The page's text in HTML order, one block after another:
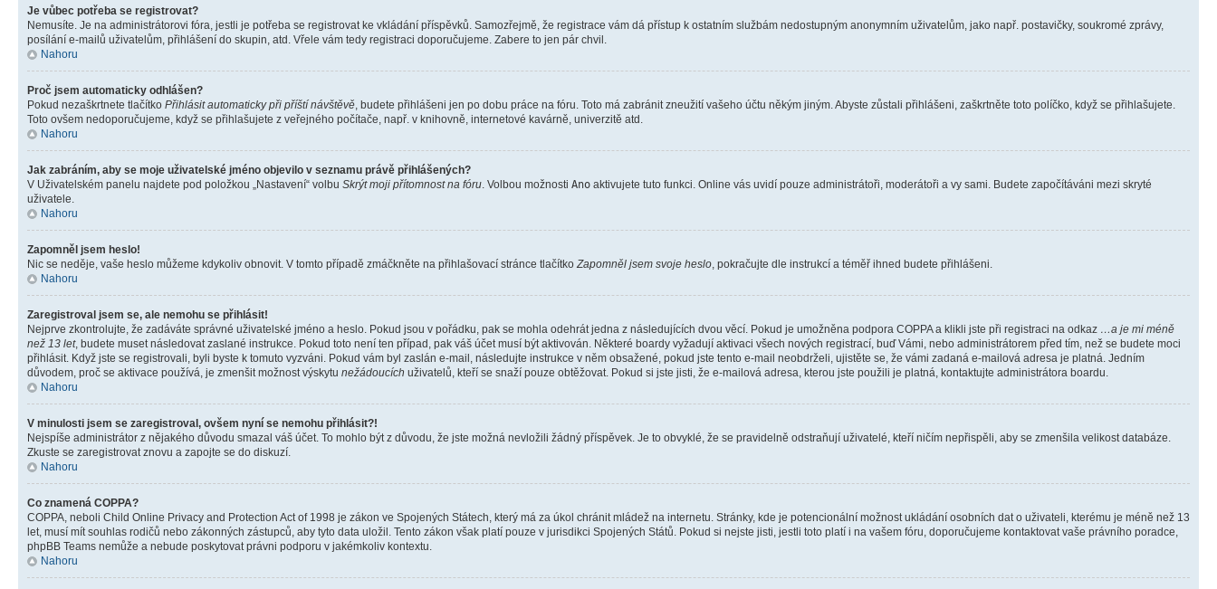
Je vůbec potřeba se registrovat?
Nemusíte. Je na administrátorovi fóra, jestli je potřeba se registrovat ke vkládání příspěvků. Samozřejmě, že registrace vám dá přístup k ostatním službám nedostupným anonymním uživatelům, jako např. postavičky, soukromé zprávy,
posílání e-mailů uživatelům, přihlášení do skupin, atd. Vřele vám tedy registraci doporučujeme. Zabere to jen pár chvil.
Nahoru
Proč jsem automaticky odhlášen?
Pokud nezaškrtnete tlačítko Přihlásit automaticky při příští návštěvě , budete přihlášeni jen po dobu práce na fóru. Toto má zabránit zneužití vašeho účtu někým jiným. Abyste zůstali přihlášeni, zaškrtněte toto políčko, když se přihlašujete.
Toto ovšem nedoporučujeme, když se přihlašujete z veřejného počítače, např. v knihovně, internetové kavárně, univerzitě atd.
Nahoru
Jak zabráním, aby se moje uživatelské jméno objevilo v seznamu právě přihlášených?
V Uživatelském panelu najdete pod položkou „Nastavení“ volbu Skrýt moji přítomnost na fóru . Volbou možnosti Ano aktivujete tuto funkci. Online vás uvidí pouze administrátoři, moderátoři a vy sami. Budete započítáváni mezi skryté
uživatele.
Nahoru
Zapomněl jsem heslo!
Nic se neděje, vaše heslo můžeme kdykoliv obnovit. V tomto případě zmáčkněte na přihlašovací stránce tlačítko Zapomněl jsem svoje heslo , pokračujte dle instrukcí a téměř ihned budete přihlášeni.
Nahoru
Zaregistroval jsem se, ale nemohu se přihlásit!
Nejprve zkontrolujte, že zadáváte správné uživatelské jméno a heslo. Pokud jsou v pořádku, pak se mohla odehrát jedna z následujících dvou věcí. Pokud je umožněna podpora COPPA a klikli jste při registraci na odkaz …a je mi méně
než 13 let, budete muset následovat zaslané instrukce. Pokud toto není ten případ, pak váš účet musí být aktivován. Některé boardy vyžadují aktivaci všech nových registrací, buď Vámi, nebo administrátorem před tím, než se budete moci
přihlásit. Když jste se registrovali, byli byste k tomuto vyzváni. Pokud vám byl zaslán e-mail, následujte instrukce v něm obsažené, pokud jste tento e-mail neobdrželi, ujistěte se, že vámi zadaná e-mailová adresa je platná. Jedním
důvodem, proč se aktivace používá, je zmenšit možnost výskytu nežádoucích uživatelů, kteří se snaží pouze obtěžovat. Pokud si jste jisti, že e-mailová adresa, kterou jste použili je platná, kontaktujte administrátora boardu.
Nahoru
V minulosti jsem se zaregistroval, ovšem nyní se nemohu přihlásit?!
Nejspíše administrátor z nějakého důvodu smazal váš účet. To mohlo být z důvodu, že jste možná nevložili žádný příspěvek. Je to obvyklé, že se pravidelně odstraňují uživatelé, kteří ničím nepřispěli, aby se zmenšila velikost databáze.
Zkuste se zaregistrovat znovu a zapojte se do diskuzí.
Nahoru
Co znamená COPPA?
COPPA, neboli Child Online Privacy and Protection Act of 1998 je zákon ve Spojených Státech, který má za úkol chránit mládež na internetu. Stránky, kde je potencionální možnost ukládání osobních dat o uživateli, kterému je méně než 13
let, musí mít souhlas rodičů nebo zákonných zástupců, aby tyto data uložil. Tento zákon však platí pouze v jurisdikci Spojených Států. Pokud si nejste jisti, jestli toto platí i na vašem fóru, doporučujeme kontaktovat vaše právního poradce,
phpBB Teams nemůže a nebude poskytovat právni podporu v jakémkoliv kontextu.
Nahoru